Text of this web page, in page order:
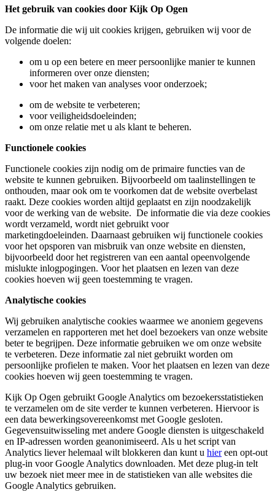
Het gebruik van cookies door Kijk Op Ogen
De informatie die wij uit cookies krijgen, gebruiken wij voor de
volgende doelen:
om u op een betere en meer persoonlijke manier te kunnen
informeren over onze diensten;
voor het maken van analyses voor onderzoek;
om de website te verbeteren;
voor veiligheidsdoeleinden;
om onze relatie met u als klant te beheren.
Functionele cookies
Functionele cookies zijn nodig om de primaire functies van de
website te kunnen gebruiken. Bijvoorbeeld om taalinstellingen te
onthouden, maar ook om te voorkomen dat de website overbelast
raakt. Deze cookies worden altijd geplaatst en zijn noodzakelijk
voor de werking van de website. De informatie die via deze cookies
wordt verzameld, wordt niet gebruikt voor
marketingdoeleinden. Daarnaast gebruiken wij functionele cookies
voor het opsporen van misbruik van onze website en diensten,
bijvoorbeeld door het registreren van een aantal opeenvolgende
mislukte inlogpogingen. Voor het plaatsen en lezen van deze
cookies hoeven wij geen toestemming te vragen.
Analytische cookies
Wij gebruiken analytische cookies waarmee we anoniem gegevens
verzamelen en rapporteren met het doel bezoekers van onze website
beter te begrijpen. Deze informatie gebruiken we om onze website
te verbeteren. Deze informatie zal niet gebruikt worden om
persoonlijke profielen te maken. Voor het plaatsen en lezen van deze
cookies hoeven wij geen toestemming te vragen.
Kijk Op Ogen gebruikt Google Analytics om bezoekersstatistieken
te verzamelen om de site verder te kunnen verbeteren. Hiervoor is
een data bewerkingsovereenkomst met Google gesloten.
Gegevensuitwisseling met andere Google diensten is uitgeschakeld
en IP-adressen worden geanonimiseerd. Als u het script van
Analytics liever helemaal wilt blokkeren dan kunt u hiereen opt-out
plug-in voor Google Analytics downloaden. Met deze plug-in telt
uw bezoek niet meer mee in de statistieken van alle websites die
Google Analytics gebruiken.